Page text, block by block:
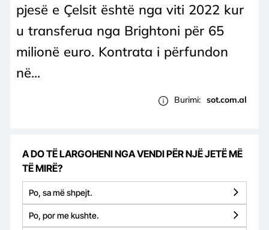
pjesë e Çelsit është nga viti 2022 kur
u transferua nga Brightoni për 65
milionë euro. Kontrata i përfundon
në...
Burimi: sot.com.al
A DO TË LARGOHENI NGA VENDI PËR NJË JETË MË
TË MIRË?
Po, sa më shpejt.
Po, por me kushte.